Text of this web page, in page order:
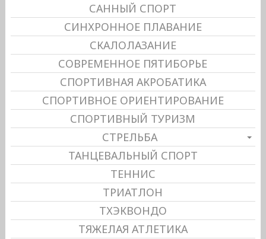
САННЫЙ СПОРТ
СИНХРОННОЕ ПЛАВАНИЕ
СКАЛОЛАЗАНИЕ
СОВРЕМЕННОЕ ПЯТИБОРЬЕ
СПОРТИВНАЯ АКРОБАТИКА
СПОРТИВНОЕ ОРИЕНТИРОВАНИЕ
СПОРТИВНЫЙ ТУРИЗМ
СТРЕЛЬБА
ТАНЦЕВАЛЬНЫЙ СПОРТ
ТЕННИС
ТРИАТЛОН
ТХЭКВОНДО
ТЯЖЕЛАЯ АТЛЕТИКА